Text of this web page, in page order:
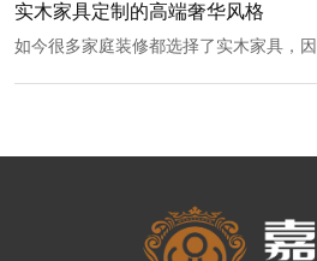
实木家具定制的高端奢华风格
如今很多家庭装修都选择了实木家具，